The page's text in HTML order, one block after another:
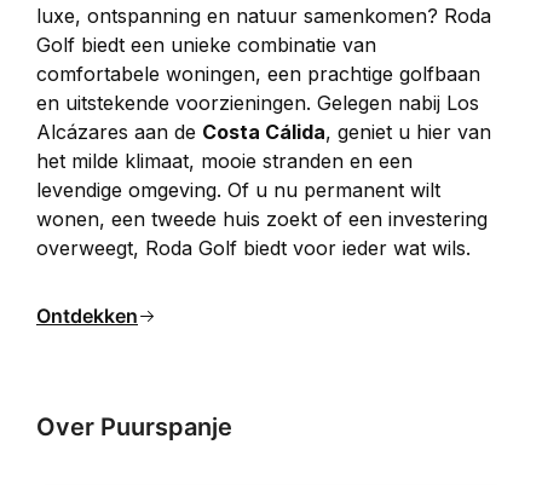
luxe, ontspanning en natuur samenkomen? Roda
Golf biedt een unieke combinatie van
comfortabele woningen, een prachtige golfbaan
en uitstekende voorzieningen. Gelegen nabij Los
Alcázares aan de Costa Cálida, geniet u hier van
het milde klimaat, mooie stranden en een
levendige omgeving. Of u nu permanent wilt
wonen, een tweede huis zoekt of een investering
overweegt, Roda Golf biedt voor ieder wat wils.
Ontdekken
Over Puurspanje